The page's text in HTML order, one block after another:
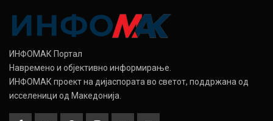
ИНФОМАК Портал
Навремено и објективно информирање.
ИНФОМАК проект на дијаспората во светот, поддржана од
исселеници од Македонија.